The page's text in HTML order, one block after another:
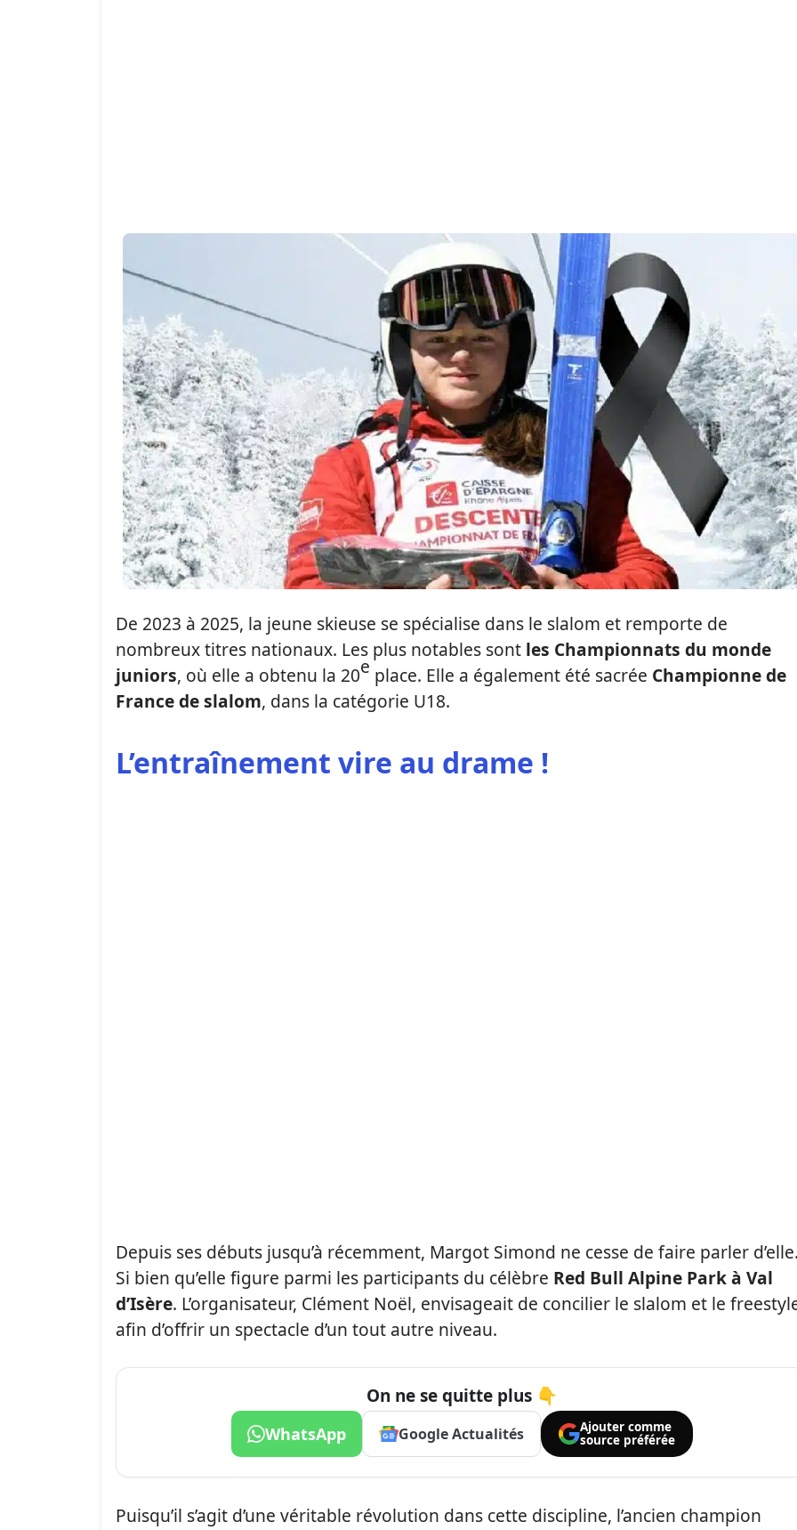
De 2023 à 2025, la jeune skieuse se spécialise dans le slalom et remporte de
nombreux titres nationaux. Les plus notables sont les Championnats du monde
juniors, où elle a obtenu la 20e place. Elle a également été sacrée Championne de
France de slalom, dans la catégorie U18.
L’entraînement vire au drame !
Depuis ses débuts jusqu’à récemment, Margot Simond ne cesse de faire parler
Si bien qu’elle figure parmi les participants du célèbre Red Bull Alpine Park à Val
d’Isère. L’organisateur, Clément Noël, envisageait de concilier le slalom et le
afin d’offrir un spectacle d’un tout autre niveau.
On ne se quitte plus 👇
WhatsApp Google Actualités
Ajouter comme
source préférée
Puisqu’il s’agit d’une véritable révolution dans cette discipline, l’ancien champion